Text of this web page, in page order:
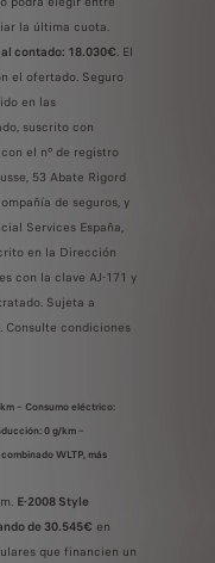
la última cuota.
contado: 18.030€. El
el ofertado. Seguro
en las
suscrito con
el nº de registro
53 Abate Rigord
de seguros, y
Services España,
en la Dirección
con la clave AJ-171 y
Sujeta a
Consulte condiciones
– Consumo eléctrico:
0 g/km –
WLTP, más
E-2008 Style
de 30.545€ en
que financien un